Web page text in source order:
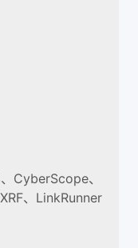
CyberScope、
、LinkRunner